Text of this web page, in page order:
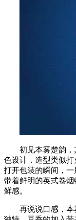
初见本雾楚韵
色设计，造型类似打
打开包装的瞬间，
带着鲜明的英式卷
鲜感。​
再说说口感，本